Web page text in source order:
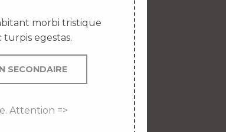
morbi tristique
egestas.
SECONDAIRE
Attention =>